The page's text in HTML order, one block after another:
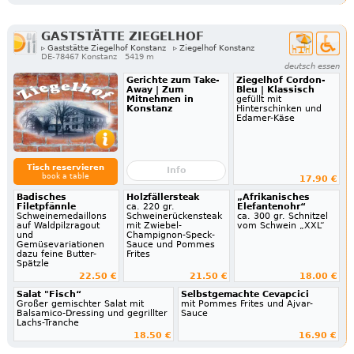
GASTSTÄTTE ZIEGELHOF
▹ Gaststätte Ziegelhof Konstanz
▹ Ziegelhof Konstanz
DE-78467 Konstanz
5419 m
deutsch essen
Tisch reservieren
book a table
Gerichte zum Take-
Away | Zum
Mitnehmen in
Konstanz
Info
Ziegelhof Cordon-
Bleu | Klassisch
gefüllt mit
Hinterschinken und
Edamer-Käse
17.90 €
Badisches
Filetpfännle
Schweinemedaillons
auf Waldpilzragout
und
Gemüsevariationen
dazu feine Butter-
Spätzle
22.50 €
Holzfällersteak
ca. 220 gr.
Schweinerückensteak
mit Zwiebel-
Champignon-Speck-
Sauce und Pommes
Frites
21.50 €
„Afrikanisches
Elefantenohr“
ca. 300 gr. Schnitzel
vom Schwein „XXL“
18.00 €
Salat "Fisch“
Großer gemischter Salat mit
Balsamico-Dressing und gegrillter
Lachs-Tranche
18.50 €
Selbstgemachte Cevapcici
mit Pommes Frites und Ajvar-
Sauce
16.90 €